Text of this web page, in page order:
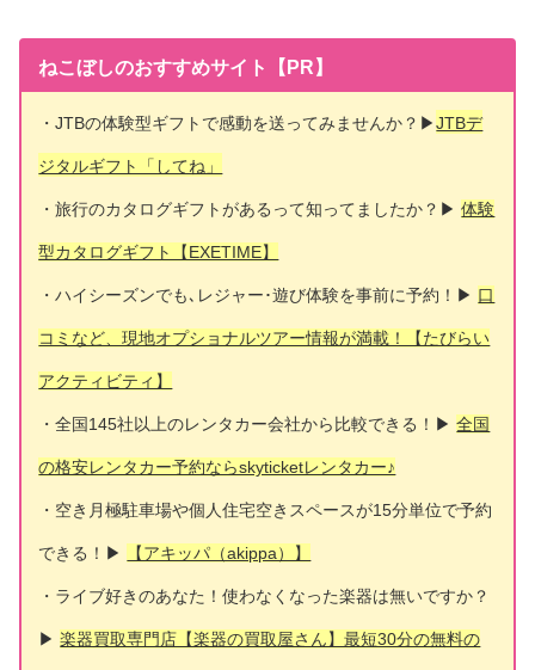
ねこぼしのおすすめサイト【PR】
・JTBの体験型ギフトで感動を送ってみませんか？▶JTBデ
ジタルギフト「してね」
・旅行のカタログギフトがあるって知ってましたか？▶体験
型カタログギフト【EXETIME】
・ハイシーズンでも､レジャー･遊び体験を事前に予約！▶ 口
コミなど、現地オプショナルツアー情報が満載！【たびらい
アクティビティ】
・全国145社以上のレンタカー会社から比較できる！▶全国
の格安レンタカー予約ならskyticketレンタカー♪
・空き月極駐車場や個人住宅空きスペースが15分単位で予約
できる！▶ 【アキッパ（akippa）】
・ライブ好きのあなた！使わなくなった楽器は無いですか？
▶楽器買取専門店【楽器の買取屋さん】最短30分の無料の